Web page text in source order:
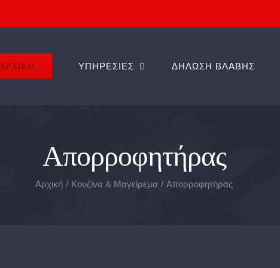
ΑΡΧΙΚΗ ΥΠΗΡΕΣΙΕΣ ΔΗΛΩΣΗ ΒΛΑΒΗΣ
Απορροφητήρας
Αρχική Κουζίνα & Μαγείρεμα Απορροφητήρας